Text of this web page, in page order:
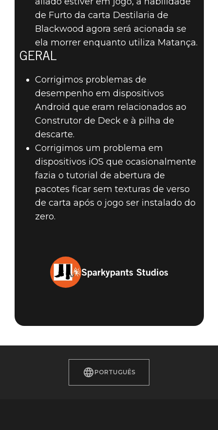
de Furto da carta Destilaria de
Blackwood agora será acionada se
ela morrer enquanto utiliza Matança.
GERAL
Corrigimos problemas de
desempenho em dispositivos
Android que eram relacionados ao
Construtor de Deck e à pilha de
descarte.
Corrigimos um problema em
dispositivos iOS que ocasionalmente
fazia o tutorial de abertura de
pacotes ficar sem texturas de verso
de carta após o jogo ser instalado do
zero.
Sparkypants Studios
PORTUGUÊS